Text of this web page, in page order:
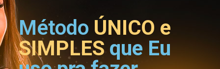
Método ÚNICO e
SIMPLESque Eu